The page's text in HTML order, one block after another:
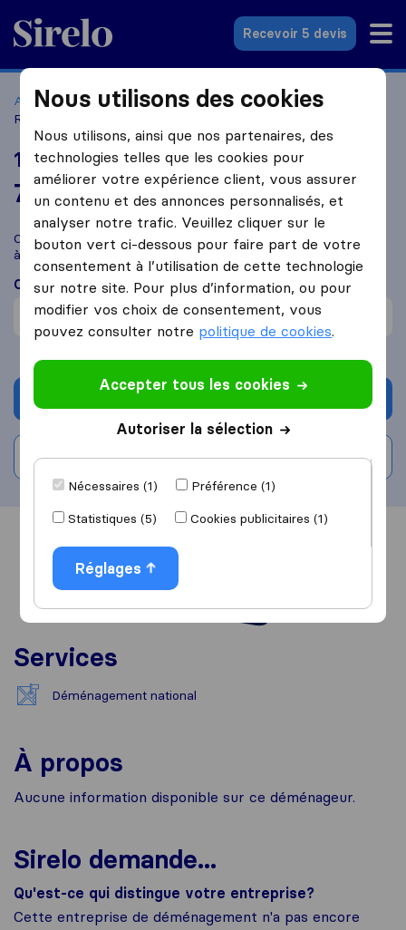
Sirelo.fr
Recevoir 5 devis
Accueil Déménageurs France Déménageurs Rennes
Rue de la Retardais
15 Rue de la Retardais
7,7 basé sur 1
avis Sirelo et Google
i
Comparez 15 Rue de la Retardais avec d'autres déménageurs
à
Rennes
Ce que disent les clients
Flexible (1)
Demander un devis
Rédiger un avis
Vue d'ensemble
Services
Déménagement national
À propos
Aucune information disponible sur ce déménageur.
Sirelo demande...
Qu'est-ce qui distingue votre entreprise?
Cette entreprise de déménagement n'a pas encore
Nous utilisons des cookies
Nous utilisons, ainsi que nos partenaires, des
technologies telles que les cookies pour
améliorer votre expérience client, vous assurer
un contenu et des annonces personnalisés, et
analyser notre trafic. Veuillez cliquer sur le
bouton vert ci-dessous pour faire part de votre
consentement à l’utilisation de cette technologie
sur notre site. Pour plus d’information, ou pour
modifier vos choix de consentement, vous
pouvez consulter notre politique de cookies.
Accepter tous les cookies
Autoriser la sélection
Nécessaires (1)
Préférence (1)
Statistiques (5)
Cookies publicitaires (1)
Réglages